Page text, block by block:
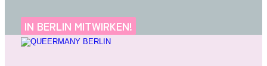
IN BERLIN MITWIRKEN!